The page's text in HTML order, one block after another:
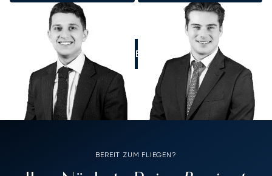
RUFEN SIE UNS AN
BEREIT ZUM FLIEGEN?